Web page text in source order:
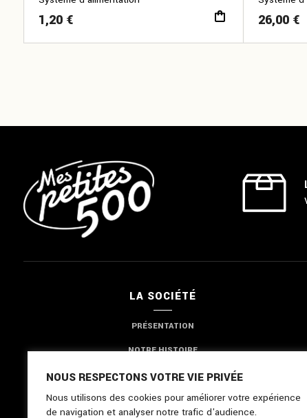
NOUS RESPECTONS VOTRE VIE PRIVÉE
Nous utilisons des cookies pour améliorer votre expérience
de navigation et analyser notre trafic d'audience.
1,20 € 26,00 €
LA SOCIÉTÉ
PRÉSENTATION
NOTRE HISTOIRE
NOTRE EXPERTISE
NOUS CONTACTER